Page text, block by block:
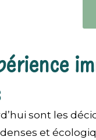
sont les
et